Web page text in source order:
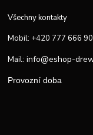
Všechny kontakty
Mobil: +420 777 666
Mail: info@eshop-
Provozní doba